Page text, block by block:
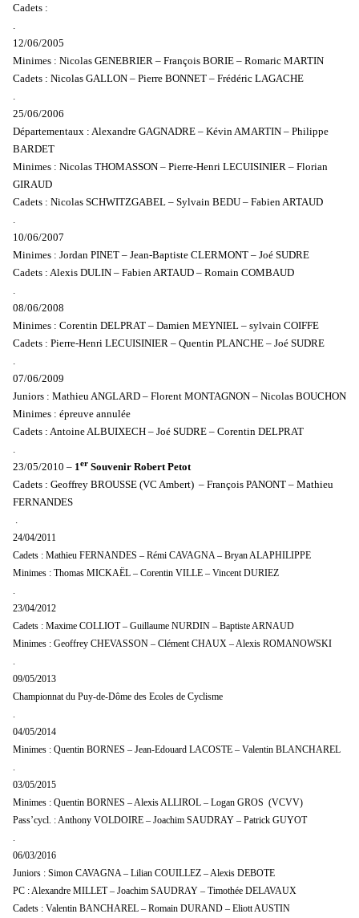
Cadets :
12/06/2005
Minimes : Nicolas GENEBRIER – François BORIE – Romaric MARTIN
Cadets : Nicolas GALLON – Pierre BONNET – Frédéric LAGACHE
25/06/2006
Départementaux : Alexandre GAGNADRE – Kévin AMARTIN – Philippe
BARDET
Minimes : Nicolas THOMASSON – Pierre-Henri LECUISINIER – Florian
GIRAUD
Cadets : Nicolas SCHWITZGABEL – Sylvain BEDU – Fabien ARTAUD
10/06/2007
Minimes : Jordan PINET – Jean-Baptiste CLERMONT – Joé SUDRE
Cadets : Alexis DULIN – Fabien ARTAUD – Romain COMBAUD
08/06/2008
Minimes : Corentin DELPRAT – Damien MEYNIEL – sylvain COIFFE
Cadets : Pierre-Henri LECUISINIER – Quentin PLANCHE – Joé SUDRE
07/06/2009
Juniors : Mathieu ANGLARD – Florent MONTAGNON – Nicolas BOUCHON
Minimes : épreuve annulée
Cadets : Antoine ALBUIXECH – Joé SUDRE – Corentin DELPRAT
23/05/2010 – 1er Souvenir Robert Petot
Cadets : Geoffrey BROUSSE (VC Ambert) – François PANONT – Mathieu
FERNANDES
.
24/04/2011
Cadets : Mathieu FERNANDES – Rémi CAVAGNA – Bryan ALAPHILIPPE
Minimes : Thomas MICKAËL – Corentin VILLE – Vincent DURIEZ
.
23/04/2012
Cadets : Maxime COLLIOT – Guillaume NURDIN – Baptiste ARNAUD
Minimes : Geoffrey CHEVASSON – Clément CHAUX – Alexis ROMANOWSKI
.
09/05/2013
Championnat du Puy-de-Dôme des Ecoles de Cyclisme
.
04/05/2014
Minimes : Quentin BORNES – Jean-Edouard LACOSTE – Valentin BLANCHAREL
.
03/05/2015
Minimes : Quentin BORNES – Alexis ALLIROL – Logan GROS (VCVV)
Pass’cycl. : Anthony VOLDOIRE – Joachim SAUDRAY – Patrick GUYOT
.
06/03/2016
Juniors : Simon CAVAGNA – Lilian COUILLEZ – Alexis DEBOTE
PC : Alexandre MILLET – Joachim SAUDRAY – Timothée DELAVAUX
Cadets : Valentin BANCHAREL – Romain DURAND – Eliott AUSTIN